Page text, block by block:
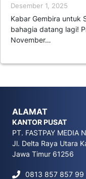
Desember 1, 2025
Kabar Gembira untuk
bahagia datang lagi!
November…
ALAMAT
KANTOR PUSAT
PT. FASTPAY MEDIA
Jl. Delta Raya Utara
Jawa Timur 61256
0813 857 857 99